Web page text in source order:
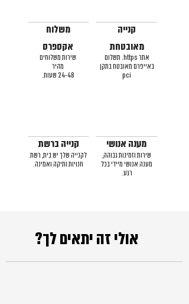
משלוח
אקספרס
שירות משלוחים
מהיר
24-48 שעות.
קנייה
מאובטחת
אתר https. תשלום
באייפרם מאובטח בתקן
pci
קנייה ברשת
לקנייה שלך יש בית, רשת
חנויות ותיקה ואמינה.
מענה אנושי
שירות וזמינות גבוהה,
מענה אנושי מיידי בכל
רגע.
אולי זה יתאים לך?